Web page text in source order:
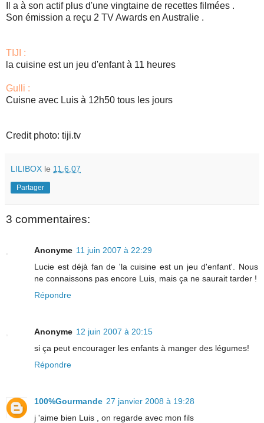
Il a à son actif plus d'une vingtaine de recettes filmées .
Son émission a reçu 2 TV Awards en Australie .
TIJI :
la cuisine est un jeu d'enfant à 11 heures
Gulli :
Cuisne avec Luis à 12h50 tous les jours
Credit photo: tiji.tv
LILIBOX le 11.6.07
Partager
3 commentaires:
Anonyme 11 juin 2007 à 22:29
Lucie est déjà fan de 'la cuisine est un jeu d'enfant'. Nous
ne connaissons pas encore Luis, mais ça ne saurait tarder !
Répondre
Anonyme 12 juin 2007 à 20:15
si ça peut encourager les enfants à manger des légumes!
Répondre
100%Gourmande 27 janvier 2008 à 19:28
j 'aime bien Luis , on regarde avec mon fils